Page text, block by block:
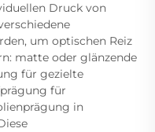
Druck von
um optischen Reiz
matte oder glänzende
für gezielte
für
in